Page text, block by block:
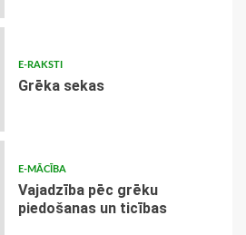
E-RAKSTI
Grēka sekas
E-MĀCĪBA
Vajadzība pēc grēku
piedošanas un ticības